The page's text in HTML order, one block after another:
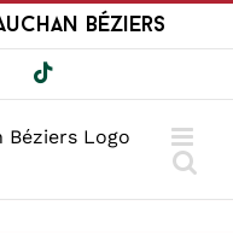
Béziers
Tiktok